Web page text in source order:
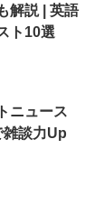
解説 | 英語
ト10選
ニュース
雑談力Up